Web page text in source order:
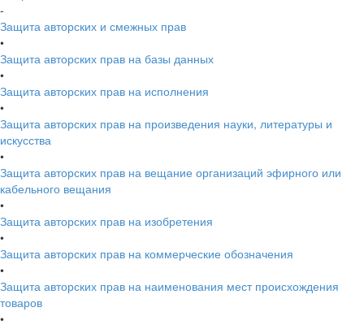
-
Защита авторских и смежных прав
•
Защита авторских прав на базы данных
•
Защита авторских прав на исполнения
•
Защита авторских прав на произведения науки, литературы и
искусства
•
Защита авторских прав на вещание организаций эфирного или
кабельного вещания
•
Защита авторских прав на изобретения
•
Защита авторских прав на коммерческие обозначения
•
Защита авторских прав на наименования мест происхождения
товаров
•